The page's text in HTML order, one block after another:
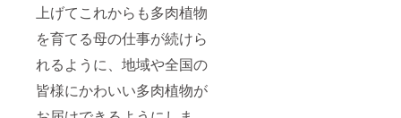
上げてこれからも多肉植物
を育てる母の仕事が続けら
れるように、地域や全国の
皆様にかわいい多肉植物が